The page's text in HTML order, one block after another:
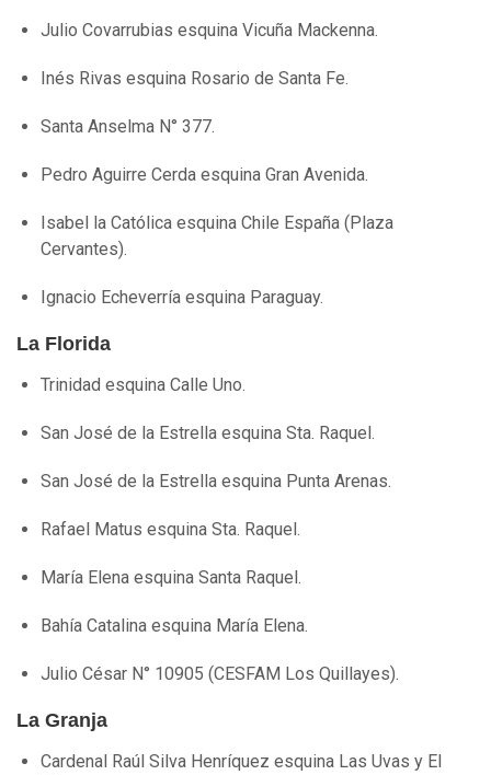
Julio Covarrubias esquina Vicuña Mackenna.
Inés Rivas esquina Rosario de Santa Fe.
Santa Anselma N° 377.
Pedro Aguirre Cerda esquina Gran Avenida.
Isabel la Católica esquina Chile España (Plaza
Cervantes).
Ignacio Echeverría esquina Paraguay.
La Florida
Trinidad esquina Calle Uno.
San José de la Estrella esquina Sta. Raquel.
San José de la Estrella esquina Punta Arenas.
Rafael Matus esquina Sta. Raquel.
María Elena esquina Santa Raquel.
Bahía Catalina esquina María Elena.
Julio César N° 10905 (CESFAM Los Quillayes).
La Granja
Cardenal Raúl Silva Henríquez esquina Las Uvas y El